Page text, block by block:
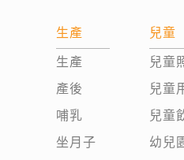
生產
生產
產後
哺乳
坐月子
兒童
兒童
兒童
兒童
幼兒